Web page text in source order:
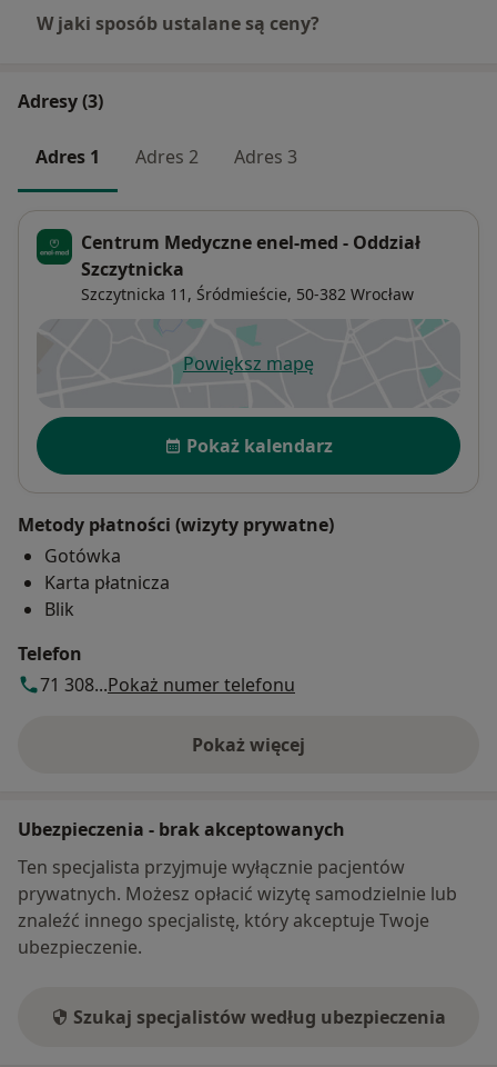
W jaki sposób ustalane są ceny?
Adresy (3)
Adres 1 Adres 2 Adres 3
Centrum Medyczne enel-med - Oddział
Szczytnicka
Szczytnicka 11, Śródmieście, 50-382 Wrocław
Powiększ mapęotwiera się w nowej karcie
Dostępność
Pokaż kalendarz
Metody płatności (wizyty prywatne)
Gotówka
Karta płatnicza
Blik
Telefon
71 308...Pokaż numer telefonu
Pokaż więcej
o adresie
Ubezpieczenia - brak akceptowanych
Ten specjalista przyjmuje wyłącznie pacjentów
prywatnych. Możesz opłacić wizytę samodzielnie lub
znaleźć innego specjalistę, który akceptuje Twoje
ubezpieczenie.
Szukaj specjalistów według ubezpieczenia